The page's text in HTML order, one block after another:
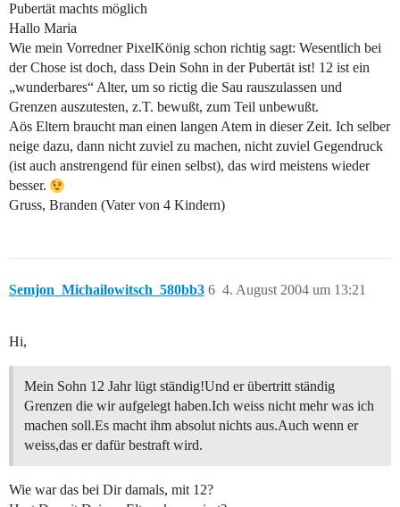
Pubertät machts möglich
Hallo Maria
Wie mein Vorredner PixelKönig schon richtig sagt: Wesentlich bei
der Chose ist doch, dass Dein Sohn in der Pubertät ist! 12 ist ein
„wunderbares“ Alter, um so rictig die Sau rauszulassen und
Grenzen auszutesten, z.T. bewußt, zum Teil unbewußt.
Aös Eltern braucht man einen langen Atem in dieser Zeit. Ich selber
neige dazu, dann nicht zuviel zu machen, nicht zuviel Gegendruck
(ist auch anstrengend für einen selbst), das wird meistens wieder
besser.
Gruss, Branden (Vater von 4 Kindern)
Semjon_Michailowitsch_580bb3 4. August 2004 um 13:21
6
Hi,
Mein Sohn 12 Jahr lügt ständig!Und er übertritt ständig
Grenzen die wir aufgelegt haben.Ich weiss nicht mehr was ich
machen soll.Es macht ihm absolut nichts aus.Auch wenn er
weiss,das er dafür bestraft wird.
Wie war das bei Dir damals, mit 12?